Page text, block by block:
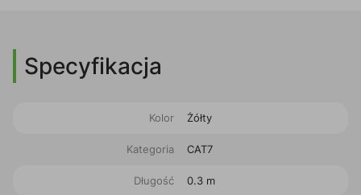
Specyfikacja
Kolor Żółty
Kategoria CAT7
Długość 0.3 m